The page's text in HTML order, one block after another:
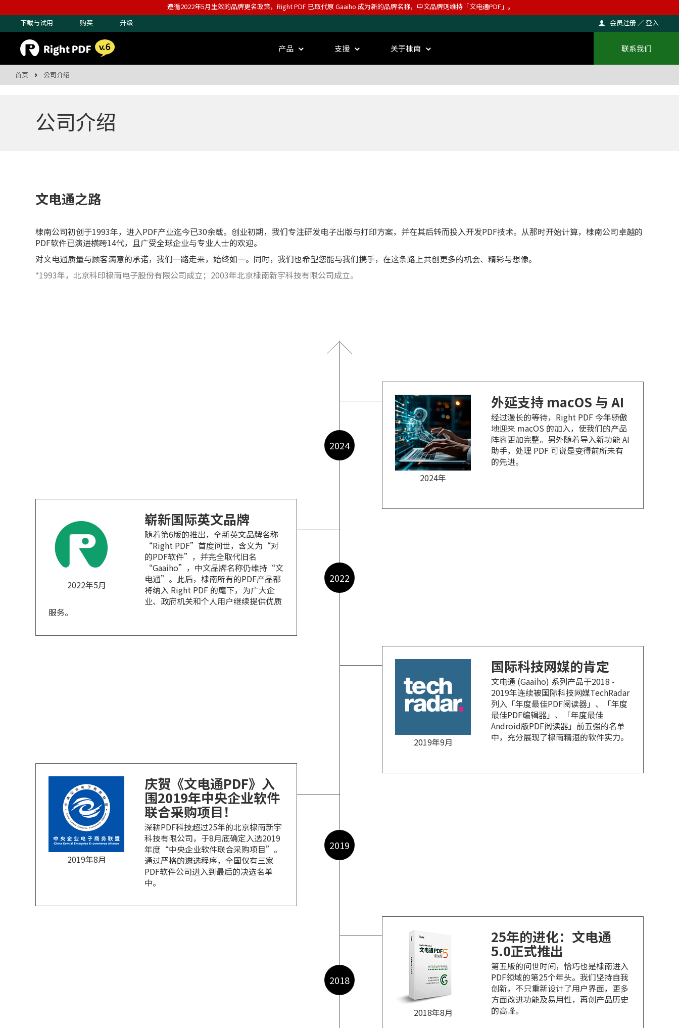
遵循2022年5月生效的品牌更名政策，Right PDF 已取代原 Gaaiho 成为新的品牌名称，中文品牌则维持「文电通PDF」。
下载与试用
购买 升级 会员注册 ／ 登入
产品 支援 关于棣南 联系我们
首页 公司介绍
公司介绍
文电通之路
棣南公司初创于1993年，进入PDF产业迄今已30余载。创业初期，我们专注研发电子出版与打印方案，并在其后转而投入开发PDF技术。从那时开始计算，棣南公司卓越的
PDF软件已演进横跨14代，且广受全球企业与专业人士的欢迎。
对文电通质量与顾客满意的承诺，我们一路走来，始终如一。同时，我们也希望您能与我们携手，在这条路上共创更多的机会、精彩与想像。
*1993年，北京科印棣南电子股份有限公司成立；2003年北京棣南新宇科技有限公司成立。
2024年
外延支持 macOS 与 AI
经过漫长的等待，Right PDF 今年骄傲
地迎来 macOS 的加入，使我们的产品
阵容更加完整。另外随着导入新功能 AI
助手，处理 PDF 可说是变得前所未有
的先进。
2024
2022年5月
崭新国际英文品牌
随着第6版的推出，全新英文品牌名称
“Right PDF”首度问世，含义为“对
的PDF软件”，并完全取代旧名
“Gaaiho”，中文品牌名称仍维持“文
电通”。此后，棣南所有的PDF产品都
将纳入 Right PDF 的麾下，为广大企
业、政府机关和个人用户继续提供优质
服务。
2022
2019年9月
国际科技网媒的肯定
文电通 (Gaaiho) 系列产品于2018 -
2019年连续被国际科技网媒TechRadar
列入「年度最佳PDF阅读器」、「年度
最佳PDF编辑器」、「年度最佳
Android版PDF阅读器」前五强的名单
中，充分展现了棣南精湛的软件实力。
2019年8月
庆贺《文电通PDF》入
围2019年中央企业软件
联合采购项目！
深耕PDF科技超过25年的北京棣南新宇
科技有限公司，于8月底确定入选2019
年度“中央企业软件联合采购项目”。
通过严格的遴选程序，全国仅有三家
PDF软件公司进入到最后的决选名单
中。
2019
2018年8月
25年的进化：文电通
5.0正式推出
第五版的问世时间，恰巧也是棣南进入
PDF领域的第25个年头。我们坚持自我
创新，不只重新设计了用户界面，更多
方面改进功能及易用性，再创产品历史
的高峰。
2018